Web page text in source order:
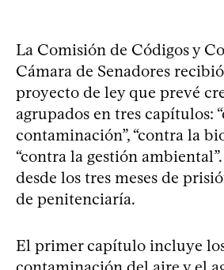
La Comisión de Códigos y
Cámara de Senadores
proyecto de ley que prevé
agrupados en tres capítulos:
contaminación”, “contra la
“contra la gestión
desde los tres meses de
de penitenciaría.
El primer capítulo incluye